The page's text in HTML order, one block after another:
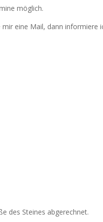
möglich.
eine Mail, dann informiere
des Steines abgerechnet.